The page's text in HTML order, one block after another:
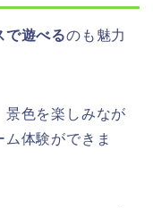
で遊べるのも魅力
景色を楽しみなが
体験ができま